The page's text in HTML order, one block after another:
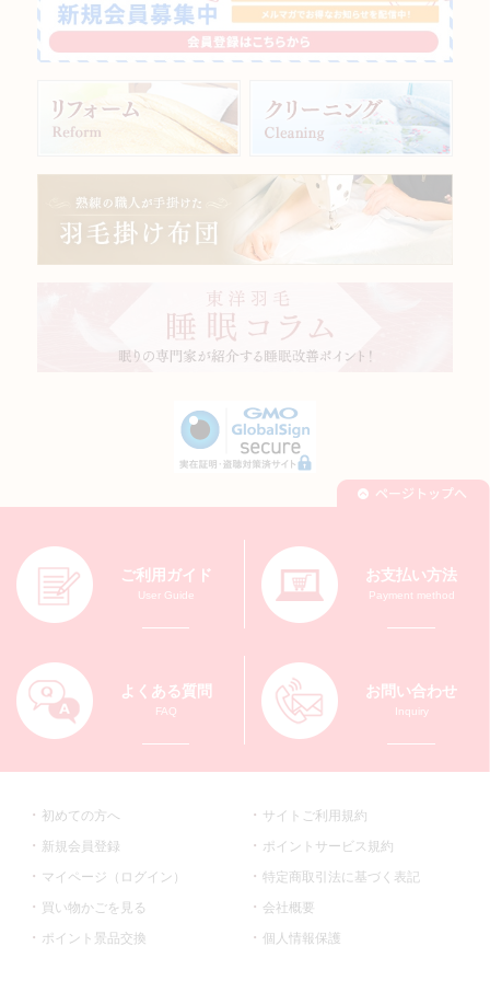
ご利用ガイド
User Guide
お支払い方法
Payment method
よくある質問
FAQ
お問い合わせ
Inquiry
初めての方へ
新規会員登録
マイページ（ログイン）
買い物かごを見る
ポイント景品交換
サイトご利用規約
ポイントサービス規約
特定商取引法に基づく表記
会社概要
個人情報保護